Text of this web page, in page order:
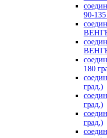
90-
ВЕНГЕ
ВЕНГЕ
180
град.)
град.)
град.)